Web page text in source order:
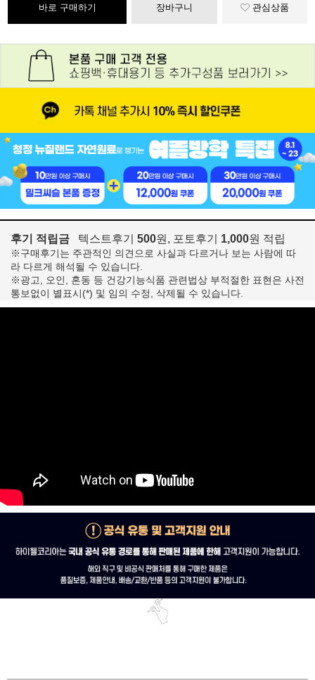
바로 구매하기 장바구니 관심상품
후기 적립금 텍스트후기 500원, 포토후기 1,000원 적립
※구매후기는 주관적인 의견으로 사실과 다르거나 보는 사람에 따
라 다르게 해석될 수 있습니다.
※광고, 오인, 혼동 등 건강기능식품 관련법상 부적절한 표현은 사전
통보없이 별표시(*) 및 임의 수정, 삭제될 수 있습니다.